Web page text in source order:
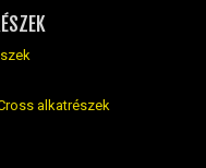
alkatrészek